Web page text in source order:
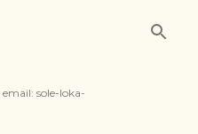
sole-loka-